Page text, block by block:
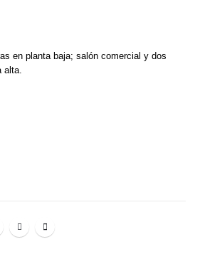
en planta baja; salón comercial y dos
alta.